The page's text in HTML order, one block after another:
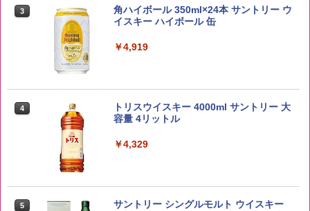
kg 業務用 お米マイスターブレンド
米 5kg
3
角ハイボール 350ml×24本 サントリー ウ
イスキー ハイボール 缶
￥4,919
4
トリスウイスキー 4000ml サントリー 大
容量 4リットル
￥4,329
5
サントリー シングルモルト ウイスキー